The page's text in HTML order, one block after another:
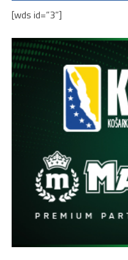
[wds id=”3”]